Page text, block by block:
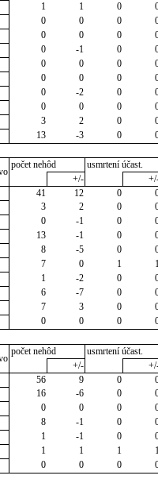
1 1 0
0 0 0
0 0 0
0 -1 0
0 0 0
0 0 0
0 -2 0
0 0 0
3 2 0
13 -3 0
počet nehôd usmrtení účast.
+/-
41 12 0
3 2 0
0 -1 0
13 -1 0
8 -5 0
7 0 1
1 -2 0
6 -7 0
7 3 0
0 0 0
počet nehôd usmrtení účast.
+/-
56 9 0
16 -6 0
0 0 0
8 -1 0
1 -1 0
1 1 1 1
0 0 0